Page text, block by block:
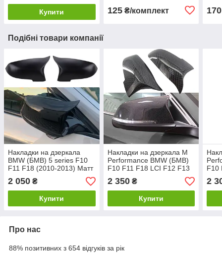
Купити 125₴/комплект 170
Подібні товари компанії
Накладки на дзеркала
BMW (БМВ) 5 series F10
F11 F18 (2010-2013) Матт
LCI
2 050 ₴
Купити
Накладки на дзеркала M
Performance BMW (БМВ)
F10 F11 F18 LCI F12 F13
F06 F07 F01 F02 (2013-
2017) Карбон
2 350₴
Купити
F10
LCI
2
Про нас
88% позитивних з 654 відгуків за рік